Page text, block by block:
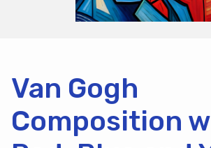
Van Gogh
Composition